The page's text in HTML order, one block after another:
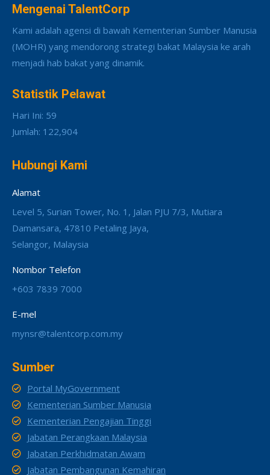
Mengenai TalentCorp
Kami adalah agensi di bawah Kementerian Sumber Manusia
(MOHR) yang mendorong strategi bakat Malaysia ke arah
menjadi hab bakat yang dinamik.
Statistik Pelawat
Hari Ini: 59
Jumlah: 122,904
Hubungi Kami
Alamat
Level 5, Surian Tower, No. 1, Jalan PJU 7/3, Mutiara
Damansara, 47810 Petaling Jaya,
Selangor, Malaysia
Nombor Telefon
+603 7839 7000
E-mel
mynsr@talentcorp.com.my
Sumber
Portal MyGovernment
Kementerian Sumber Manusia
Kementerian Pengajian Tinggi
Jabatan Perangkaan Malaysia
Jabatan Perkhidmatan Awam
Jabatan Pembangunan Kemahiran